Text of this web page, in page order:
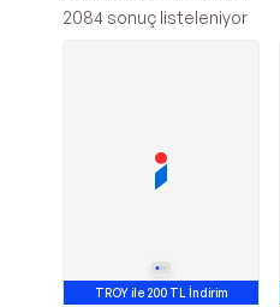
2084 sonuç listeleniyor
TROY ile 200 TL İndirim